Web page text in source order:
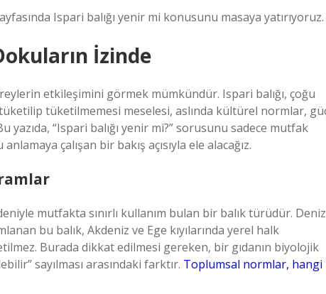
Ispari balığı yenir mi konusunu masaya yatırıyoruz.
İzinde
etkileşimini görmek mümkündür. Ispari balığı, çoğu
tüketilmemesi meselesi, aslında kültürel normlar,
yazıda, “Ispari balığı yenir mi?” sorusunu sadece mutfak
çalışan bir bakış açısıyla ele alacağız.
mutfakta sınırlı kullanım bulan bir balık türüdür. Deniz
bu balık, Akdeniz ve Ege kıyılarında yerel halk
Burada dikkat edilmesi gereken, bir gıdanın biyolojik
sayılması arasındaki farktır. Toplumsal normlar, hangi